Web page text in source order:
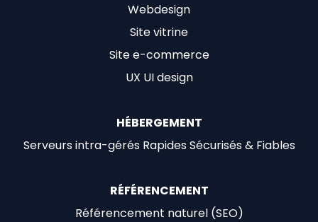
Webdesign
Site vitrine
Site e-commerce
UX UI design
HÉBERGEMENT
Serveurs intra-gérés Rapides Sécurisés & Fiables
RÉFÉRENCEMENT
Référencement naturel (SEO)